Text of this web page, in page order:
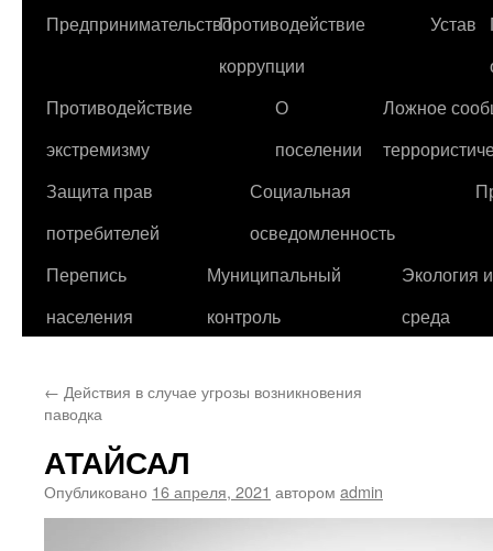
содержимому
ПредпринимательствоПротиводействие
коррупции
Устав
Противодействие
экстремизму
О
поселении
Ложное
Защита прав
потребителей
Социальная
осведомленность
Перепись
населения
Муниципальный
контроль
Экология
среда
← Действия в случае угрозы возникновения
паводка
АТАЙСАЛ
Опубликовано 16 апреля, 2021 автором admin